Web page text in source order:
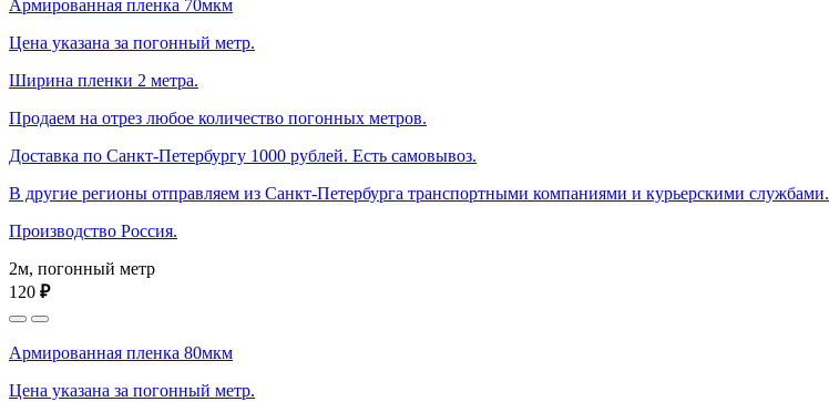
Армированная пленка 70мкм
Цена указана за погонный метр.
Ширина пленки 2 метра.
Продаем на отрез любое количество погонных метров.
Доставка по Санкт-Петербургу 1000 рублей. Есть самовывоз.
В другие регионы отправляем из Санкт-Петербурга транспортными компаниями и курьерскими службами.
Производство Россия.
2м, погонный метр
120 ₽
Армированная пленка 80мкм
Цена указана за погонный метр.